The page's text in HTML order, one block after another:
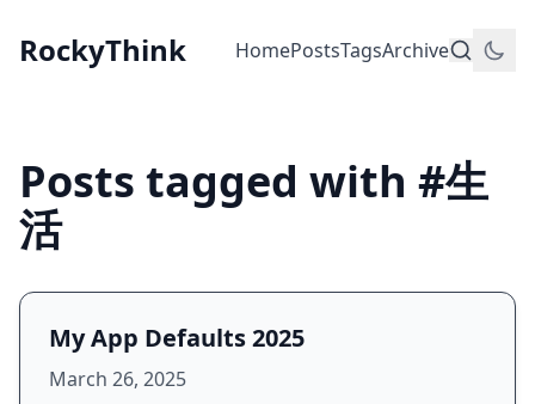
RockyThink HomePostsTagsArchive
Posts tagged with #生
活
My App Defaults 2025
March 26, 2025